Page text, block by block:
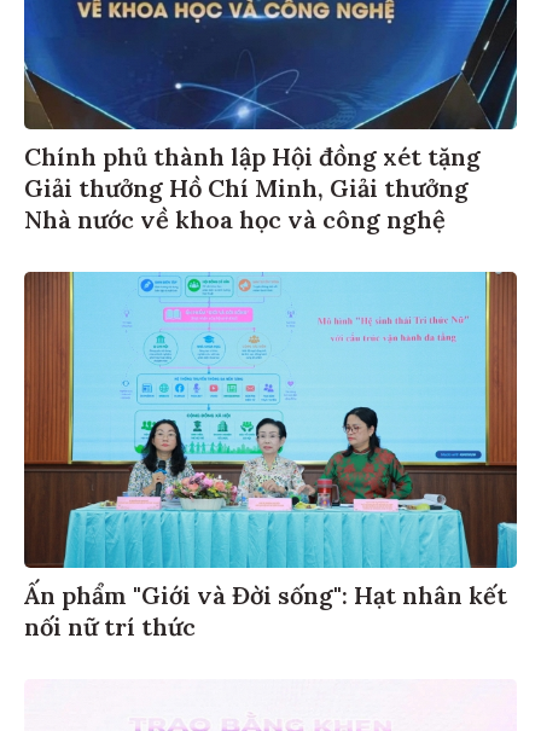
Chính phủ thành lập Hội đồng xét tặng
Giải thưởng Hồ Chí Minh, Giải thưởng
Nhà nước về khoa học và công nghệ
Ấn phẩm "Giới và Đời sống": Hạt nhân kết
nối nữ trí thức